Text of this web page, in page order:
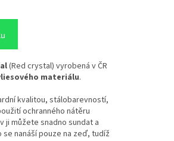
(Red crystal) vyrobená v ČR
materiálu.
kvalitou, stálobarevností,
ochranného nátěru
ji můžete snadno sundat a
se nanáší pouze na zeď, tudíž